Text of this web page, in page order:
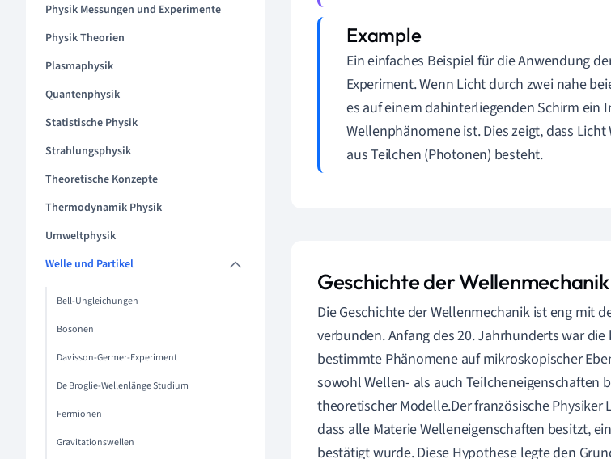
Physik Messungen und Experimente
Physik Theorien
Plasmaphysik
Quantenphysik
Statistische Physik
Strahlungsphysik
Theoretische Konzepte
Thermodynamik Physik
Umweltphysik
Welle und Partikel
Bell-Ungleichungen
Bosonen
Davisson-Germer-Experiment
De Broglie-Wellenlänge Studium
Fermionen
Gravitationswellen
Ein einfaches Beispiel für die Anwendung
Experiment. Wenn Licht durch zwei nahe
es auf einem dahinterliegenden Schirm ein
Wellenphänomene ist. Dies zeigt, dass
aus Teilchen (Photonen) besteht.
Geschichte der Wellenmechanik
Die Geschichte der Wellenmechanik ist eng mit
verbunden. Anfang des 20. Jahrhunderts war
bestimmte Phänomene auf mikroskopischer
sowohl Wellen- als auch Teilcheneigenschaften
theoretischer Modelle.Der französische
dass alle Materie Welleneigenschaften besitzt,
bestätigt wurde. Diese Hypothese legte den